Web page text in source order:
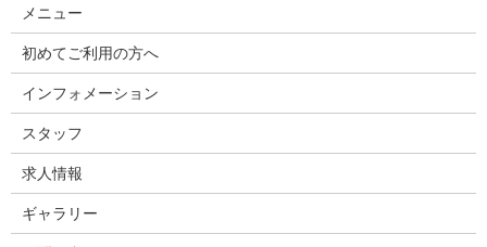
メニュー
初めてご利用の方へ
インフォメーション
スタッフ
求人情報
ギャラリー